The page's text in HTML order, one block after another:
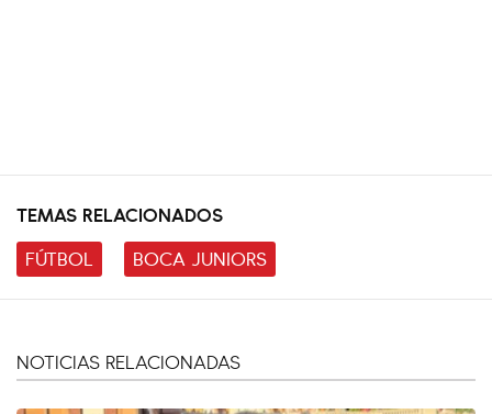
TEMAS RELACIONADOS
FÚTBOL
BOCA JUNIORS
NOTICIAS RELACIONADAS